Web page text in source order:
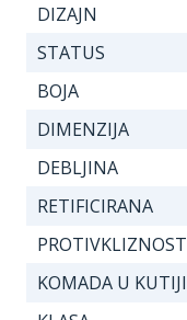
DIZAJN
STATUS
BOJA
DIMENZIJA
DEBLJINA
RETIFICIRANA
PROTIVKLIZNOST
KOMADA U KUTIJI